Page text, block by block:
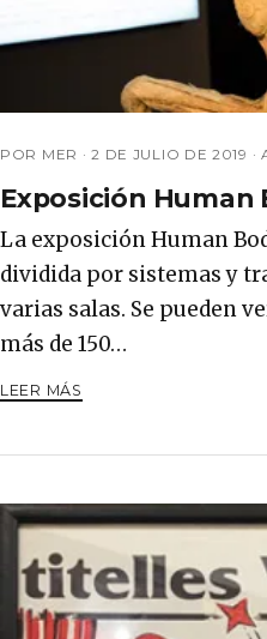
POR MER ·2 DE JULIO DE 2019 ·
Exposición Human
La exposición Human
dividida por sistemas y
varias salas. Se pueden
más de 150…
LEER MÁS